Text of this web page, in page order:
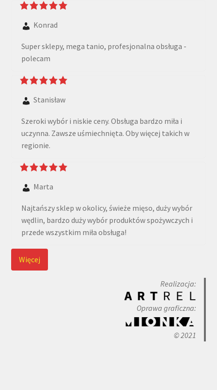
Konrad
Super sklepy, mega tanio, profesjonalna obsługa -
polecam
Stanisław
Szeroki wybór i niskie ceny. Obsługa bardzo miła i
uczynna. Zawsze uśmiechnięta. Oby więcej takich w
regionie.
Marta
Najtańszy sklep w okolicy, świeże mięso, duży wybór
wędlin, bardzo duży wybór produktów spożywczych i
przede wszystkim miła obsługa!
Więcej
Realizacja:
Oprawa graficzna:
© 2021